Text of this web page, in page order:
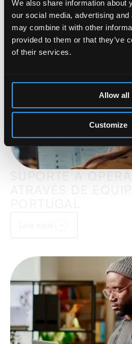
We also share information about
our social media, advertising
may combine it with other
provided to them or that they’ve
of their services.
Allow all
Customize
Leia mais
SUPORTE A